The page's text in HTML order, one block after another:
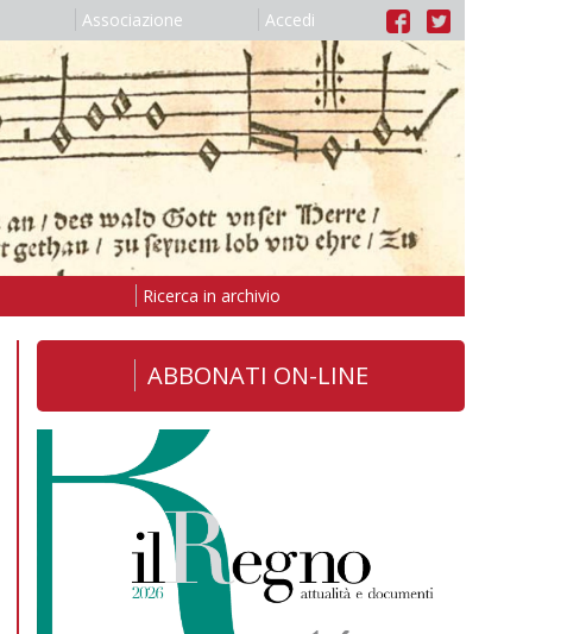
Associazione Accedi
Ricerca in archivio
ABBONATI ON-LINE